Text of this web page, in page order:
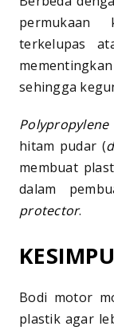
terkelupas
sehingga
Polypropylene
hitam pudar (
membuat
dalam
protector.
Bodi motor
plastik agar